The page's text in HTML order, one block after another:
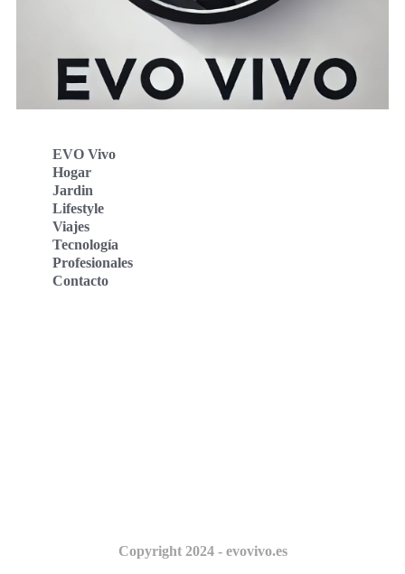
EVO Vivo
Hogar
Jardin
Lifestyle
Viajes
Tecnología
Profesionales
Contacto
Copyright 2024 - evovivo.es